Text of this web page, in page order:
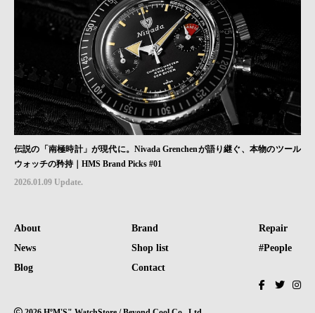
伝説の「南極時計」が現代に。Nivada Grenchenが語り継ぐ、本物のツール
ウォッチの矜持｜HMS Brand Picks #01
2026.01.09 Update.
About
News
Blog
Brand
Shop list
Contact
Repair
#People